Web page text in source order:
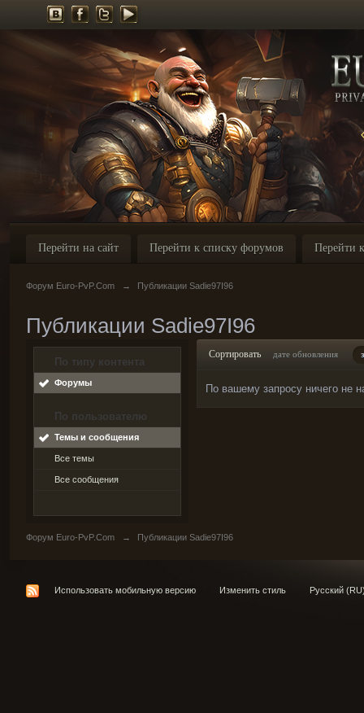
Перейти на сайт Перейти к списку форумов Перейти
Форум Euro-PvP.Com → Публикации Sadie97I96
Публикации Sadie97I96
По типу контента
Форумы
По пользователю
Темы и сообщения
Все темы
Все сообщения
Сортировать дате обновления
По вашему запросу ничего не
Форум Euro-PvP.Com → Публикации Sadie97I96
Использовать мобильную версию Изменить стиль Русский